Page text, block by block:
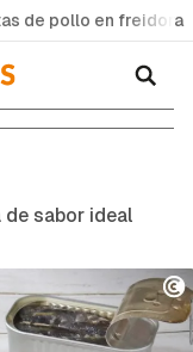
de pollo en freidora
de sabor ideal